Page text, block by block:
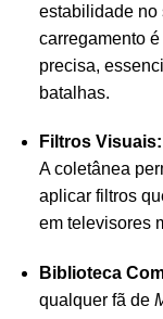
estabilidade no
carregamento
precisa,
batalhas.
Filtros Visuais:
A coletânea
aplicar filtros
em televisores
Biblioteca
qualquer fã de